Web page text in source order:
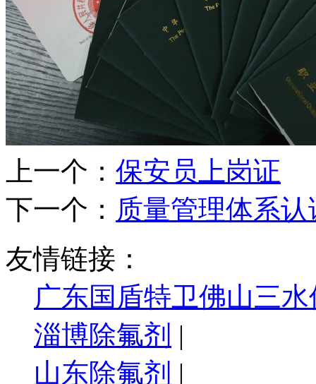
上一个： 保安员上岗证
下一个： 质量管理体系
友情链接：
广东国盾特卫佛山三
淄博除氟剂 |
山东除氟剂 |